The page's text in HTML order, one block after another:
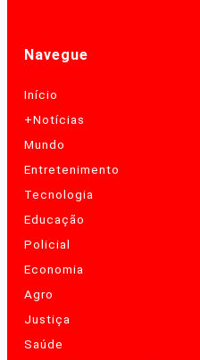
Navegue
Início
+Notícias
Mundo
Entretenimento
Tecnologia
Educação
Policial
Economia
Agro
Justiça
Saúde